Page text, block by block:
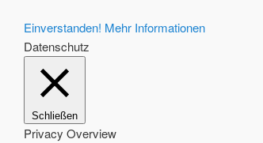
Einverstanden! Mehr Informationen
Datenschutz
Schließen
Privacy Overview